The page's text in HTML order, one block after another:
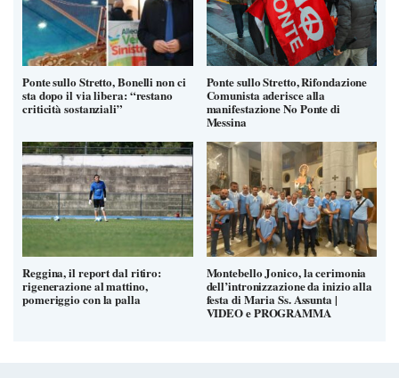
Ponte sullo Stretto, Bonelli non ci
sta dopo il via libera: “restano
criticità sostanziali”
Ponte sullo Stretto, Rifondazione
Comunista aderisce alla
manifestazione No Ponte di
Messina
Reggina, il report dal ritiro:
rigenerazione al mattino,
pomeriggio con la palla
Montebello Jonico, la cerimonia
dell’intronizzazione da inizio alla
festa di Maria Ss. Assunta |
VIDEO e PROGRAMMA